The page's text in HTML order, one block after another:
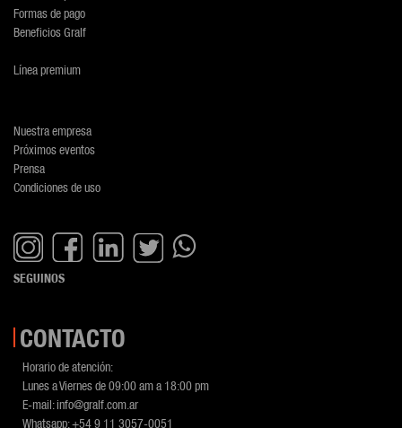
Formas de pago
Beneficios Gralf
Línea premium
Nuestra empresa
Próximos eventos
Prensa
Condiciones de uso
SEGUINOS
CONTACTO
Horario de atención:
Lunes a Viernes de 09:00 am a 18:00 pm
E-mail:info@gralf.com.ar
Whatsapp:+54 9 11 3057-0051